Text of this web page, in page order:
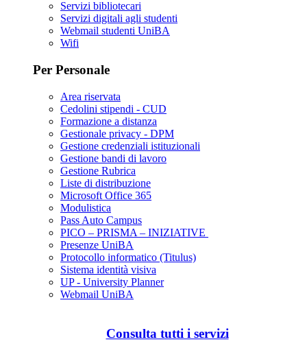
Servizi bibliotecari
Servizi digitali agli studenti
Webmail studenti UniBA
Wifi
Per Personale
Area riservata
Cedolini stipendi - CUD
Formazione a distanza
Gestionale privacy - DPM
Gestione credenziali istituzionali
Gestione bandi di lavoro
Gestione Rubrica
Liste di distribuzione
Microsoft Office 365
Modulistica
Pass Auto Campus
PICO – PRISMA – INIZIATIVE
Presenze UniBA
Protocollo informatico (Titulus)
Sistema identità visiva
UP - University Planner
Webmail UniBA
Consulta tutti i servizi